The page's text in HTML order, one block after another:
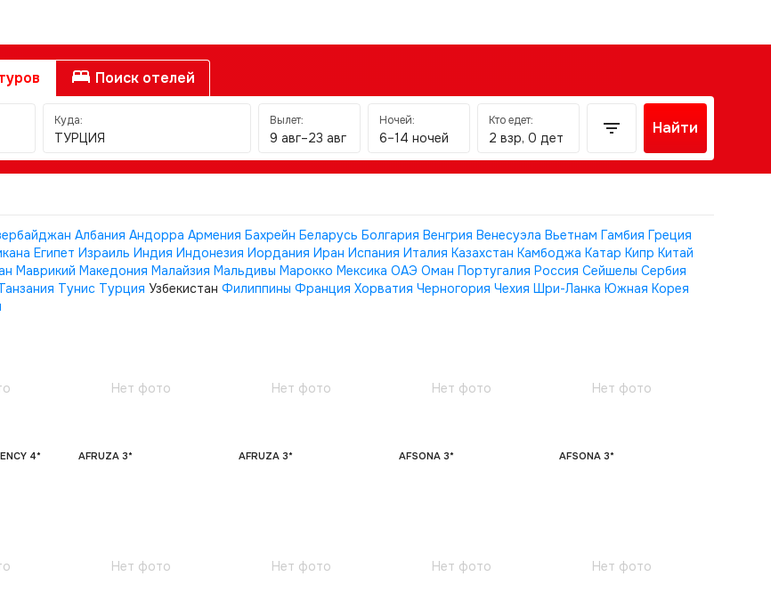
Поиск отелей
Куда:
ТУРЦИЯ
Вылет:
9 авг–23 авг
Ночей:
6–14 ночей
Кто едет:
2 взр, 0 дет
Найти
Албания Андорра Армения Бахрейн Беларусь Болгария Венгрия Венесуэла Вьетнам Гамбия Греция
Египет Израиль Индия Индонезия Иордания Иран Испания Италия Казахстан Камбоджа Катар Кипр Китай
Маврикий Македония Малайзия Мальдивы Марокко Мексика ОАЭ Оман Португалия Россия Сейшелы Сербия
Тунис Турция Узбекистан Филиппины Франция Хорватия Черногория Чехия Шри-Ланка Южная Корея
4*
Нет фото
AFRUZA 3*
Нет фото
AFRUZA 3*
Нет фото
AFSONA 3*
Нет фото
AFSONA 3*
Нет фото Нет фото Нет фото Нет фото